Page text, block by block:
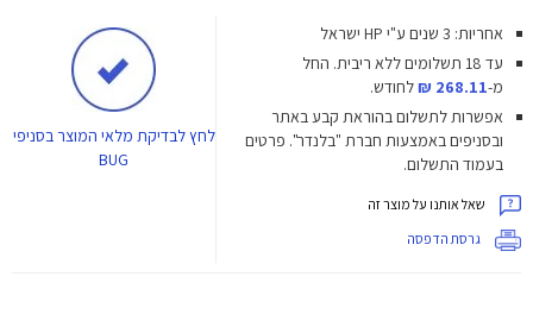
אחריות: 3 שנים ע"י HP ישראל
עד 18 תשלומים ללא ריבית.
החל
מ-268.11 ₪
לחודש.
אפשרות לתשלום בהוראת קבע באתר
ובסניפים באמצעות חברת "בלנדר". פרטים
בעמוד התשלום.
שאל אותנו על מוצר זה
גרסת הדפסה
לחץלבדיקת מלאי המוצר בסניפי
BUG